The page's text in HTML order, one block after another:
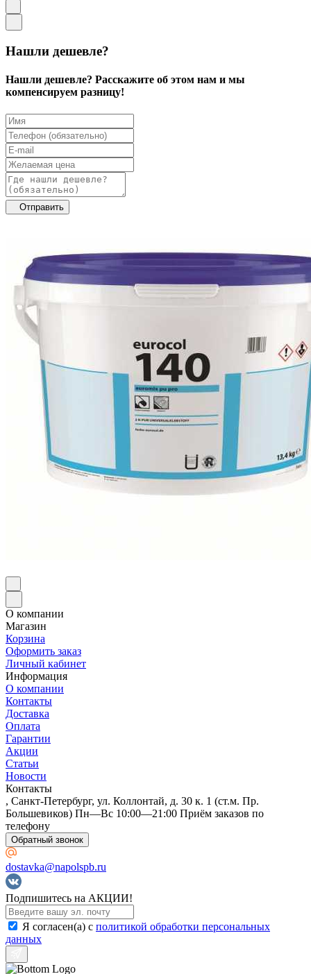
Нашли дешевле?
Нашли дешевле? Расскажите об этом нам и мы
компенсируем разницу!
Отправить
О компании
Магазин
Корзина
Оформить заказ
Личный кабинет
Информация
О компании
Контакты
Доставка
Оплата
Гарантии
Акции
Статьи
Новости
Контакты
, Санкт-Петербург, ул. Коллонтай, д. 30 к. 1 (ст.м. Пр.
Большевиков) Пн—Вс 10:00—21:00 Приём заказов по
телефону
Обратный звонок
dostavka@napolspb.ru
Подпишитесь на АКЦИИ!
Я согласен(a) с политикой обработки персональных
данных